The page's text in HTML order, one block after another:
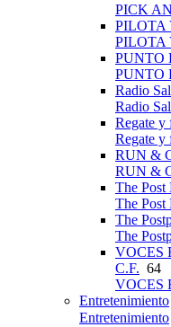
PICK
PILOTA
PILOTA
PUNTO
PUNTO
Radio
Radio
Regate y
Regate y
RUN &
RUN &
The Post
The Post
The
The
VOCES
C.F. 64
VOCES
Entretenimiento
Entretenimiento